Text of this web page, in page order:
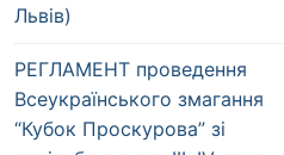
Львів)
РЕГЛАМЕНТ проведення
Всеукраїнського змагання
“Кубок Проскурова” зі